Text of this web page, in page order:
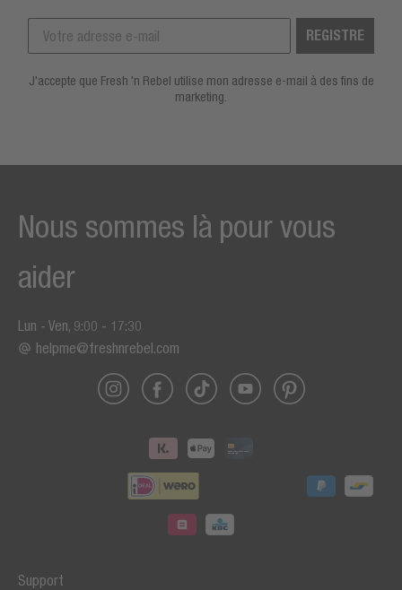
REGISTRE
J'accepte que Fresh 'n Rebel utilise mon adresse e-mail à des fins de
marketing.
Support
Nous sommes là pour vous
aider
Lun - Ven, 9:00 - 17:30
helpme@freshnrebel.com